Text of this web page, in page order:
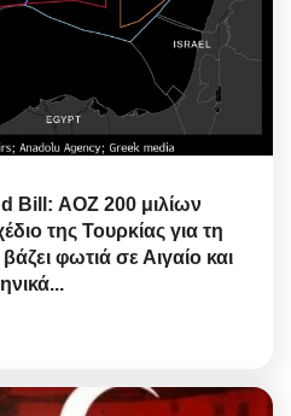
Bill: ΑΟΖ 200 μιλίων
της Τουρκίας για τη
φωτιά σε Αιγαίο και